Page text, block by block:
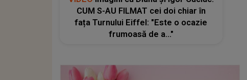
CUM S-AU FILMAT cei doi chiar în
fața Turnului Eiffel: "Este o ocazie
frumoasă de a..."